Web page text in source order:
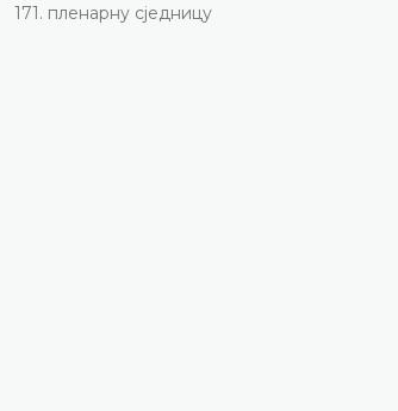
171. пленарну сједницу